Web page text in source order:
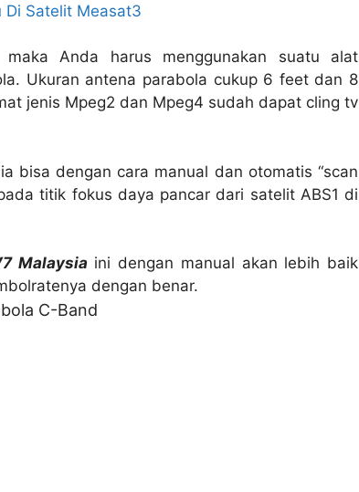
Di Satelit Measat3
Anda harus menggunakan suatu alat
Ukuran antena parabola cukup 6 feet dan 8
jenis Mpeg2 dan Mpeg4 sudah dapat cling tv
bisa dengan cara manual dan otomatis “scan
titik fokus daya pancar dari satelit ABS1 di
Malaysiaini dengan manual akan lebih baik
dengan benar.
C-Band